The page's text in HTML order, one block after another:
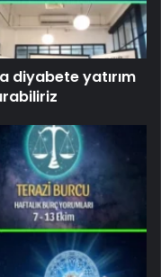
diyabete yatırım